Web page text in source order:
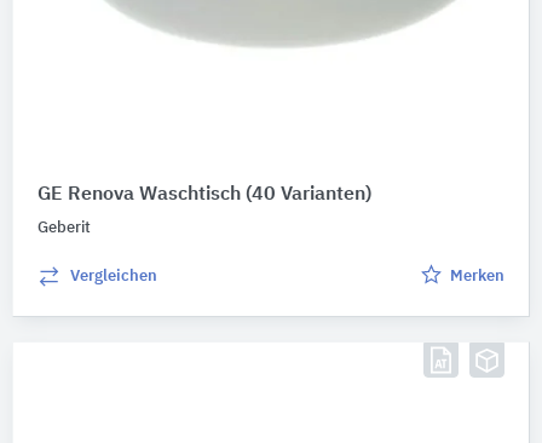
GE Renova Waschtisch (40 Varianten)
Geberit
Vergleichen Merken